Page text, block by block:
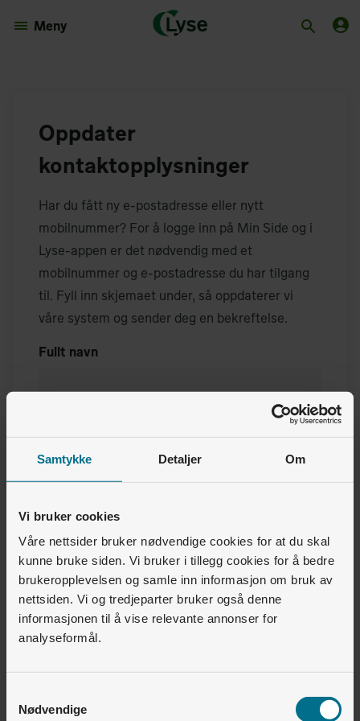
Samtykke Detaljer Om
Vi bruker cookies
Våre nettsider bruker nødvendige cookies for at du skal
kunne bruke siden. Vi bruker i tillegg cookies for å bedre
brukeropplevelsen og samle inn informasjon om bruk av
nettsiden. Vi og tredjeparter bruker også denne
informasjonen til å vise relevante annonser for
analyseformål.
Nødvendige
Meny
Oppdater
kontaktopplysninger
Har du fått ny e-postadresse eller nytt
mobilnummer? For å logge inn på Min Side og i
Lyse-appen er det nødvendig med et
mobilnummer og e-postadresse du har tilgang
til. Fyll inn skjemaet under, så oppdaterer vi
våre system og sender deg en bekreftelse.
Fullt navn
Kundenummer
Du finner kundenummer ditt i avtaledokumentet ditt
eller på siste faktura.
Telefonnummer
+47